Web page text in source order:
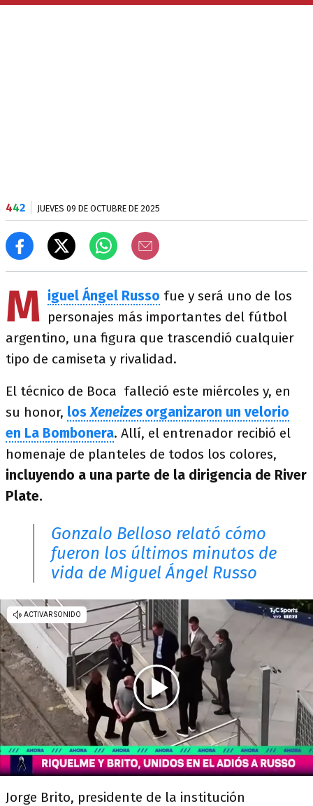
442 JUEVES 09 DE OCTUBRE DE 2025
M iguel Ángel Russo fue y será uno de los
personajes más importantes del fútbol
argentino, una figura que trascendió cualquier
tipo de camiseta y rivalidad.
El técnico de Boca falleció este miércoles y, en
su honor, losXeneizes organizaron un velorio
en La Bombonera. Allí, el entrenador recibió el
homenaje de planteles de todos los colores,
incluyendo a una parte de la dirigencia de River
Plate.
Gonzalo Belloso relató cómo
fueron los últimos minutos de
vida de Miguel Ángel Russo
Jorge Brito, presidente de la institución